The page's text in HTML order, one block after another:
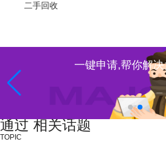
二手回收
一键申请,帮你解
通过 相关话题
TOPIC